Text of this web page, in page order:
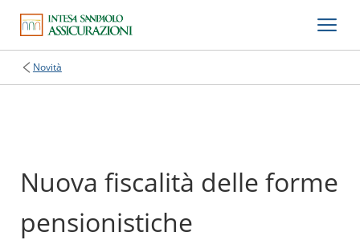
Novità
Nuova fiscalità delle forme
pensionistiche